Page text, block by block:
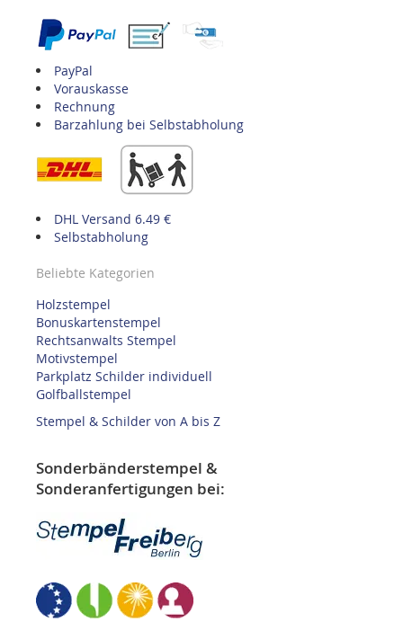
PayPal
Vorauskasse
Rechnung
Barzahlung bei Selbstabholung
DHL Versand 6.49 €
Selbstabholung
Beliebte Kategorien
Holzstempel
Bonuskartenstempel
Rechtsanwalts Stempel
Motivstempel
Parkplatz Schilder individuell
Golfballstempel
Stempel & Schilder von A bis Z
Sonderbänderstempel &
Sonderanfertigungen bei: